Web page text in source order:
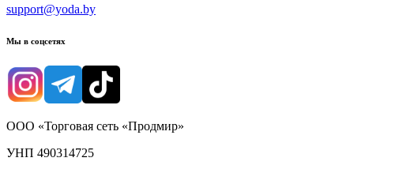
support@yoda.by
Мы в соцсетях
ООО «Торговая сеть «Продмир»
УНП 490314725